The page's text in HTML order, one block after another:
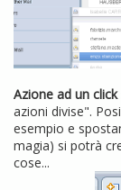
Azione ad un
azioni divise".
esempio e
magia) si potrà
cose...